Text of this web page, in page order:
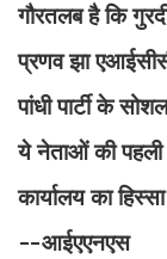
गौरतलब है कि
प्रणव झा
पांधी पार्टी के
ये नेताओं की पहली
कार्यालय का
--आईएएनएस